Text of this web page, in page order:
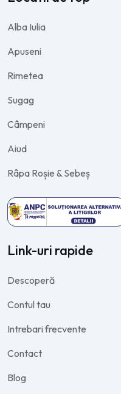
Alba Iulia
Apuseni
Rimetea
Sugag
Câmpeni
Aiud
Râpa Roșie & Sebeș
Link-uri rapide
Descoperă
Contul tau
Intrebari frecvente
Contact
Blog